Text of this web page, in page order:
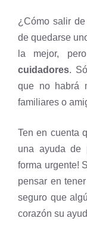
¿Cómo salir
de quedarse
la mejor,
cuidadores.
que no habrá
familiares o
Ten en cuenta
una ayuda de
forma urgente!
pensar en
seguro que
corazón su